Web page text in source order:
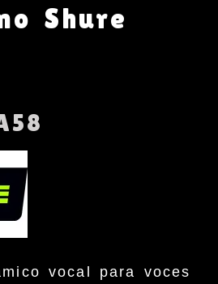
Shure
vocal para voces